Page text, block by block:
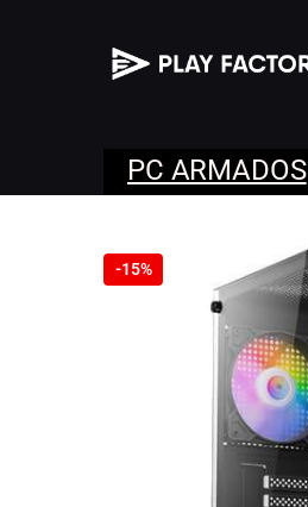
PC ARMADOS
-15%